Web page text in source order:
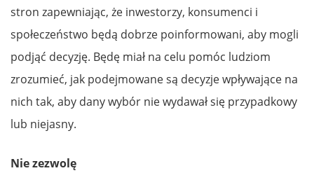
stron zapewniając, że inwestorzy, konsumenci i
społeczeństwo będą dobrze poinformowani, aby mogli
podjąć decyzję. Będę miał na celu pomóc ludziom
zrozumieć, jak podejmowane są decyzje wpływające na
nich tak, aby dany wybór nie wydawał się przypadkowy
lub niejasny.
Nie zezwolę